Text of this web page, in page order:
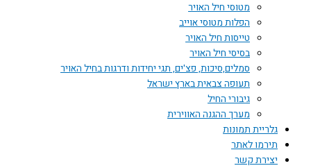
מטוסי חיל האויר
הפלות מטוסי אוייב
טייסות חיל האויר
בסיסי חיל האויר
סמלים,סיכות, פצ'ים, תגי יחידות ודרגות בחיל האויר
תעופה צבאית בארץ ישראל
גיבורי החיל
מערך ההגנה האווירית
גלריית תמונות
תירמו לאתר
יצירת קשר